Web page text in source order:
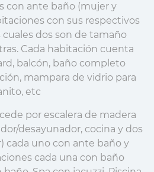
con ante baño (mujer y
con sus respectivos
cuales dos son de tamaño
Cada habitación cuenta
balcón, baño completo
mampara de vidrio para
etc
por escalera de madera
desayunador, cocina y dos
cada uno con ante baño y
cada una con baño